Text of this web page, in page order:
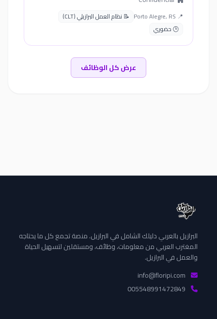
📍 Porto Alegre, RS
📝 نظام العمل البرازيلي (CLT)
🕒 حضوري
عرض كل الوظائف
البرازيل بالعربي دليلك الشامل في البرازيل. منصة تجمع كل ما يحتاجه
المغترب العربي من معلومات، وظائف، ومستقلين لتسهيل الحياة
والعمل في البرازيل.